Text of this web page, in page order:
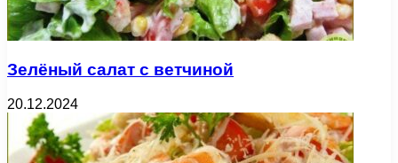
Зелёный салат с ветчиной
20.12.2024